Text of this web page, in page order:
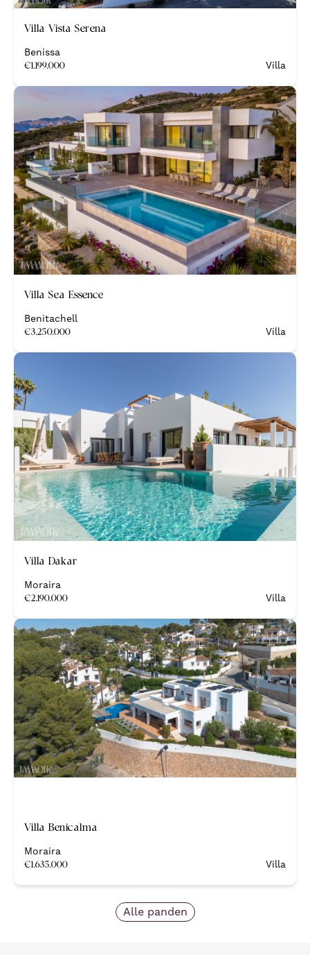
Villa Vista Serena
Benissa
€1.199.000 Villa
Villa Sea Essence
Benitachell
€3.250.000 Villa
Villa Dakar
Moraira
€2.190.000 Villa
Villa Benicalma
Moraira
€1.635.000 Villa
Alle panden